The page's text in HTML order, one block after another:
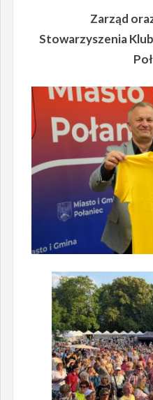
Zarząd
Stowarzyszenia